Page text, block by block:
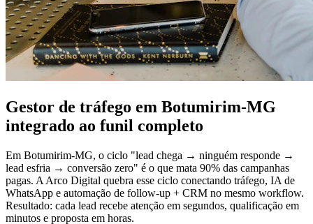
Gestor de tráfego em Botumirim-MG
integrado ao funil completo
Em Botumirim-MG, o ciclo "lead chega → ninguém responde →
lead esfria → conversão zero" é o que mata 90% das campanhas
pagas. A Arco Digital quebra esse ciclo conectando tráfego, IA de
WhatsApp e automação de follow-up + CRM no mesmo workflow.
Resultado: cada lead recebe atenção em segundos, qualificação em
minutos e proposta em horas.